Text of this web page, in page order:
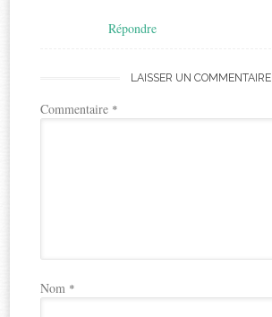
Répondre
LAISSER UN COMMENTAIRE
Commentaire *
Nom *